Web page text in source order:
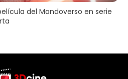
del Mandoverso en serie